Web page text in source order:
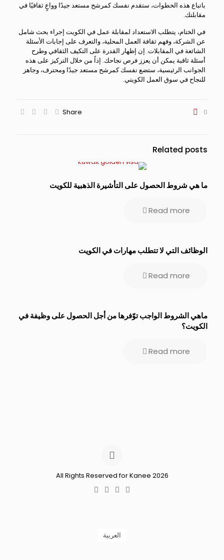
باتباع هذه الخطوات، ستقدم نفسك كمرشح مستعد جيدًا وواعٍ ثقافيًا في
مقابلتك.
في الختام، يتطلب الاستعداد لمقابلة عمل في الكويت إجراء بحث شامل
عن الشركة، وفهم ثقافة العمل المحلية، والتعرف على إجابات الأسئلة
الشائعة في المقابلات. إن إظهار القدرة على التكيف الثقافي وطرح
أسئلة ثاقبة يمكن أن يعزز فرص نجاحك. إذاً من خلال التركيز على هذه
الجوانب الرئيسية، ستضع نفسك كمرشح مستعد جيدًا ومحترف، وجاهز
للنجاح في سوق العمل الكويتي.
Share 0
Related posts
ما هي شروط الحصول على التأشيرة الذهبية للكويت
Read more
الوظائف التي لا تتطلب مهارات في الكويت
Read more
ماهي الشروط الواجب توّفرها من أجل الحصول على وظيفة في
الكويت؟
Read more
All Rights Reserved for Kanee 2026
العربية